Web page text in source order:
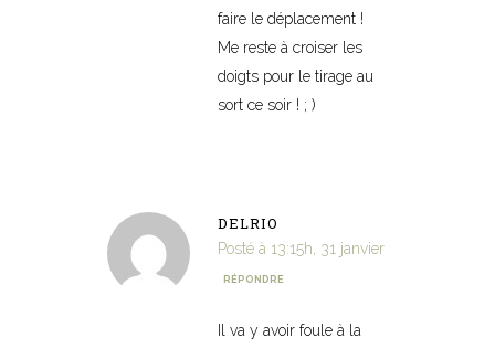
faire le déplacement !
Me reste à croiser les
doigts pour le tirage au
sort ce soir ! ; )
DELRIO
Posté à 13:15h, 31 janvier
RÉPONDRE
Il va y avoir foule à la